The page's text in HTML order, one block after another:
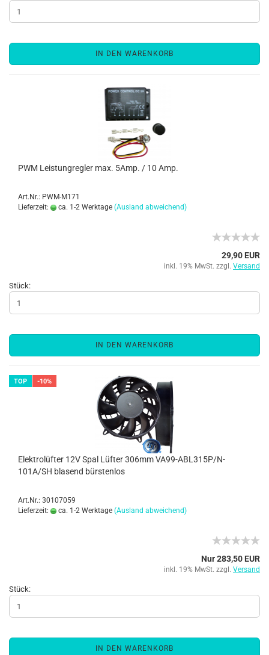
IN DEN WARENKORB
PWM Leistungregler max. 5Amp. / 10 Amp.
Art.Nr.: PWM-M171
Lieferzeit:
ca. 1-2 Werktage (Ausland abweichend)
29,90 EUR
inkl. 19% MwSt. zzgl. Versand
Stück:
IN DEN WARENKORB
TOP -10%
Elektrolüfter 12V Spal Lüfter 306mm VA99-ABL315P/N-
101A/SH blasend bürstenlos
Art.Nr.: 30107059
Lieferzeit:
ca. 1-2 Werktage (Ausland abweichend)
Nur 283,50 EUR
inkl. 19% MwSt. zzgl. Versand
Stück:
IN DEN WARENKORB